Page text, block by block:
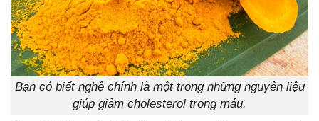
Bạn có biết nghệ chính là một trong những nguyên liệu
giúp giảm cholesterol trong máu.